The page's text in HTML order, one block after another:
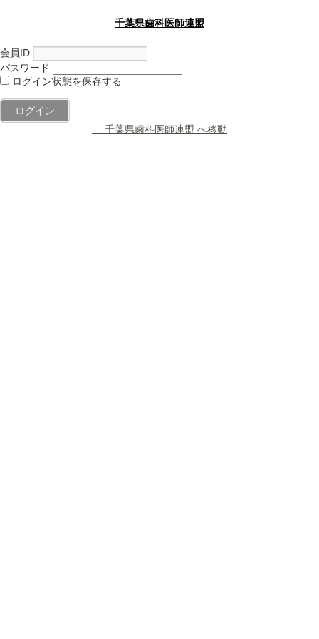
千葉県歯科医師連盟
会員ID
パスワード
ログイン状態を保存する
← 千葉県歯科医師連盟 へ移動